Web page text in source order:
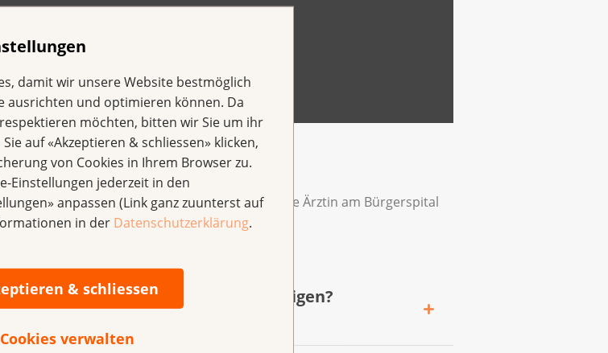
damit wir unsere Website bestmöglich
ausrichten und optimieren können. Da
möchten, bitten wir Sie um ihr
auf «Akzeptieren & schliessen» klicken,
von Cookies in Ihrem Browser zu.
Einstellungen jederzeit in den
anpassen (Link ganz zuunterst auf
in der Datenschutzerklärung.
& schliessen
Cookies verwalten
Brustzentrums Bern-Solothurn und leitende Ärztin am Bürgerspital
betroffene Mutter, meine Angehörigen?